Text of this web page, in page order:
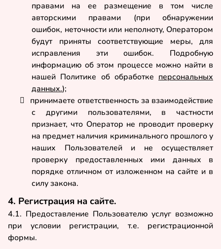
правами на ее размещение в том числе
авторскими правами (при обнаружении
ошибок, неточности или неполноту, Оператором
будут приняты соответствующие меры, для
исправления эти ошибок. Подробную
информацию об этом процессе можно найти в
нашей Политике об обработке персональных
данных.);

принимаете ответственность за взаимодействие
с другими пользователями, в частности
признает, что Оператор не проводит проверку
на предмет наличия криминального прошлого у
наших Пользователей и не осуществляет
проверку предоставленных ими данных в
порядке отличном от изложенном на сайте и в
силу закона.
4. Регистрация на сайте.
4.1. Предоставление Пользователю услуг возможно
при условии регистрации, т.е. регистрационной
формы.